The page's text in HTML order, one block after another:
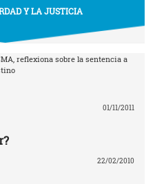
Y LA JUSTICIA
reflexiona sobre la sentencia a
01/11/2011
22/02/2010